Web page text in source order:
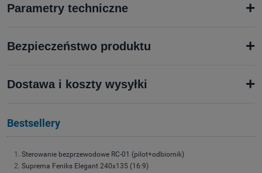
Parametry techniczne +
Bezpieczeństwo produktu +
Dostawa i koszty wysyłki +
Bestsellery
Sterowanie bezprzewodowe RC-01 (pilot+odbiornik)
Suprema Feniks Elegant 240x135 (16:9)